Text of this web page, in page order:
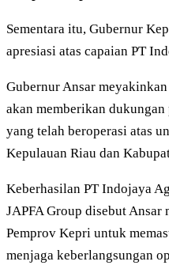
Sementara itu, Gubernur
apresiasi atas capaian PT
Gubernur Ansar
akan memberikan dukungan
yang telah beroperasi atas
Kepulauan Riau dan
Keberhasilan PT Indojaya
JAPFA Group disebut Ansar
Pemprov Kepri untuk
menjaga keberlangsungan